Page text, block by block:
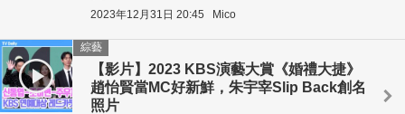
2023年12月31日 20:45 Mico
【影片】2023 KBS演藝大賞《婚禮大捷》
趙怡賢當MC好新鮮，朱宇宰Slip Back創名
照片
綜藝